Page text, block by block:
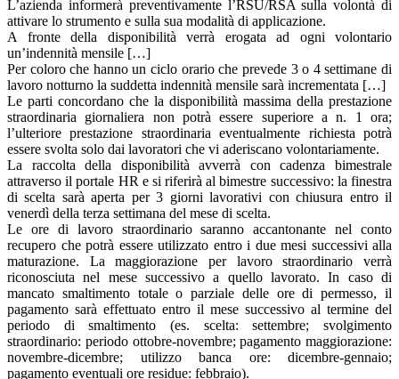
L’azienda informerà preventivamente l’RSU/RSA sulla volontà di
attivare lo strumento e sulla sua modalità di applicazione.
A fronte della disponibilità verrà erogata ad ogni volontario
un’indennità mensile […]
Per coloro che hanno un ciclo orario che prevede 3 o 4 settimane di
lavoro notturno la suddetta indennità mensile sarà incrementata […]
Le parti concordano che la disponibilità massima della prestazione
straordinaria giornaliera non potrà essere superiore a n. 1 ora;
l’ulteriore prestazione straordinaria eventualmente richiesta potrà
essere svolta solo dai lavoratori che vi aderiscano volontariamente.
La raccolta della disponibilità avverrà con cadenza bimestrale
attraverso il portale HR e si riferirà al bimestre successivo: la finestra
di scelta sarà aperta per 3 giorni lavorativi con chiusura entro il
venerdì della terza settimana del mese di scelta.
Le ore di lavoro straordinario saranno accantonante nel conto
recupero che potrà essere utilizzato entro i due mesi successivi alla
maturazione. La maggiorazione per lavoro straordinario verrà
riconosciuta nel mese successivo a quello lavorato. In caso di
mancato smaltimento totale o parziale delle ore di permesso, il
pagamento sarà effettuato entro il mese successivo al termine del
periodo di smaltimento (es. scelta: settembre; svolgimento
straordinario: periodo ottobre-novembre; pagamento maggiorazione:
novembre-dicembre; utilizzo banca ore: dicembre-gennaio;
pagamento eventuali ore residue: febbraio).